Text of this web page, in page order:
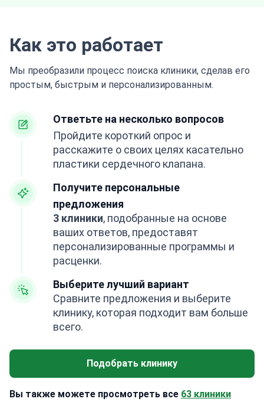
Как это работает
Мы преобразили процесс поиска клиники, сделав его
простым, быстрым и персонализированным.
Ответьте на несколько вопросов
Пройдите короткий опрос и
расскажите о своих целях касательно
пластики сердечного клапана.
Получите персональные
предложения
3 клиники, подобранные на основе
ваших ответов, предоставят
персонализированные программы и
расценки.
Выберите лучший вариант
Сравните предложения и выберите
клинику, которая подходит вам больше
всего.
Подобрать клинику
Вы также можете просмотреть все 63 клиники